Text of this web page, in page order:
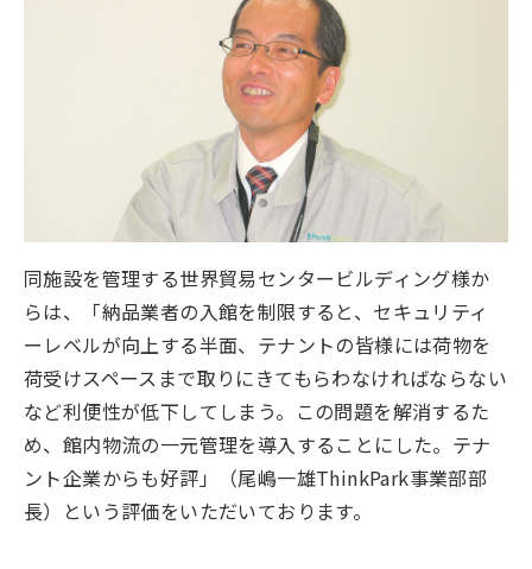
同施設を管理する世界貿易センタービルディング様か
らは、「納品業者の入館を制限すると、セキュリティ
ーレベルが向上する半面、テナントの皆様には荷物を
荷受けスペースまで取りにきてもらわなければならない
など利便性が低下してしまう。この問題を解消するた
め、館内物流の一元管理を導入することにした。テナ
ント企業からも好評」（尾嶋一雄ThinkPark事業部部
長）という評価をいただいております。